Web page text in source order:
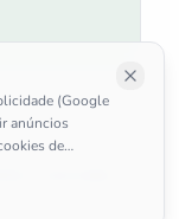
(Google
anúncios
de